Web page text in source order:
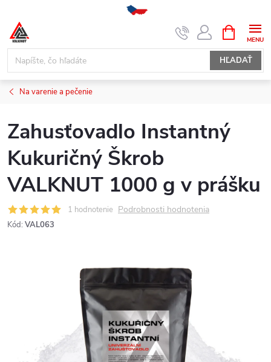
Prejsť
obsah
HĽADAŤ
KOŠÍK
Na varenie a pečenie
Zahusťovadlo Instantný
Kukuričný Škrob
VALKNUT 1000 g v prášku
1 hodnotenie Podrobnosti hodnotenia
Kód: VAL063